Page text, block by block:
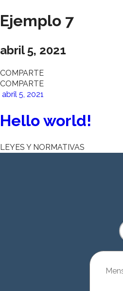
Ejemplo 7
abril 5, 2021
COMPARTE
COMPARTE
abril 5, 2021
Hello world!
LEYES Y NORMATIVAS